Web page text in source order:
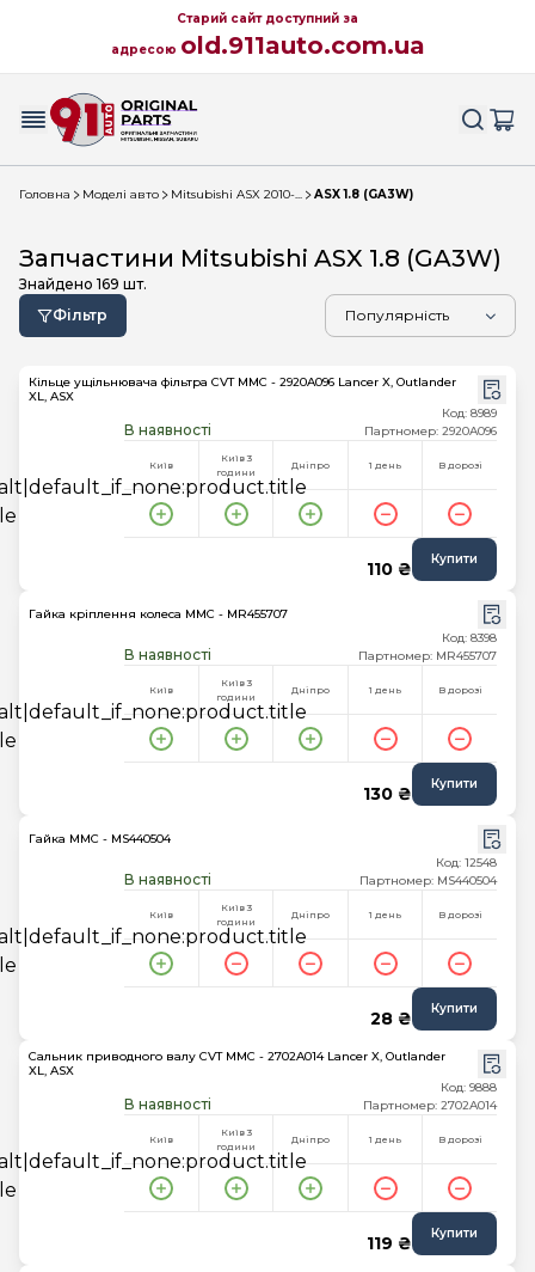
Старий сайт доступний за
адресою old.911auto.com.ua
Головна Моделі авто Mitsubishi ASX 2010-... ASX 1.8 (GA3W)
Запчастини Mitsubishi ASX 1.8 (GA3W)
Знайдено 169 шт.
Фільтр
Кільце ущільнювача фільтра CVT MMC - 2920A096 Lancer X, Outlander
XL, ASX
В наявності
Код: 8989
Партномер: 2920A096
Київ
Київ 3
години
Дніпро 1 день В дорозі
110 ₴ Купити
Гайка кріплення колеса MMC - MR455707
В наявності
Код: 8398
Партномер: MR455707
Київ
Київ 3
години
Дніпро 1 день В дорозі
130 ₴ Купити
Гайка MMC - MS440504
В наявності
Код: 12548
Партномер: MS440504
Київ
Київ 3
години
Дніпро 1 день В дорозі
28 ₴ Купити
Сальник приводного валу CVT MMC - 2702A014 Lancer X, Outlander
XL, ASX
В наявності
Код: 9888
Партномер: 2702A014
Київ
Київ 3
години
Дніпро 1 день В дорозі
119 ₴ Купити